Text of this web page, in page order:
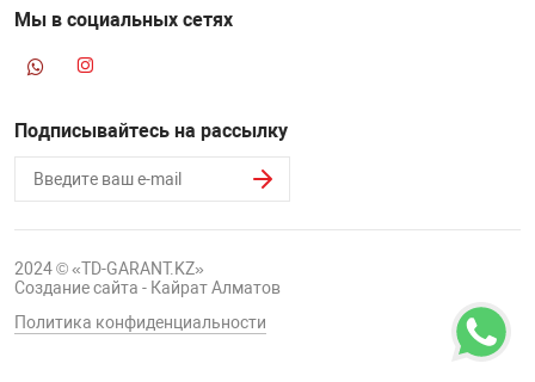
Мы в социальных сетях
Подписывайтесь на рассылку
2024 © «TD-GARANT.KZ»
Создание сайта - Кайрат Алматов
Политика конфиденциальности